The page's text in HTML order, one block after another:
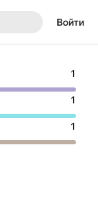
Войти
1
1
1